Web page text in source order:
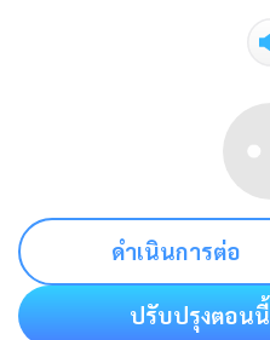
ดำเนินการต่อ
ปรับปรุงตอนนี้